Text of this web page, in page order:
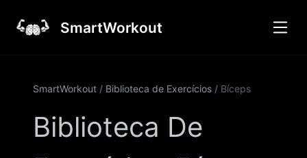
SmartWorkout
SmartWorkout / Biblioteca de Exercícios / Bíceps
Biblioteca De